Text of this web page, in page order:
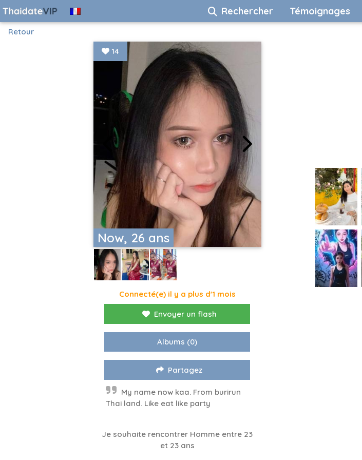
Rechercher Témoignages
Retour
Now, 26 ans
14
Connecté(e) il y a plus d'1 mois
Envoyer un flash
Albums (0)
Partagez
My name now kaa. From burirun
Thai land. Like eat like party
Je souhaite rencontrer Homme entre 23
et 23 ans